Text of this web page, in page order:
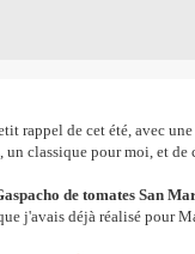
rappel de cet été, avec une
un classique pour moi, et de
de tomates San
j'avais déjà réalisé pour